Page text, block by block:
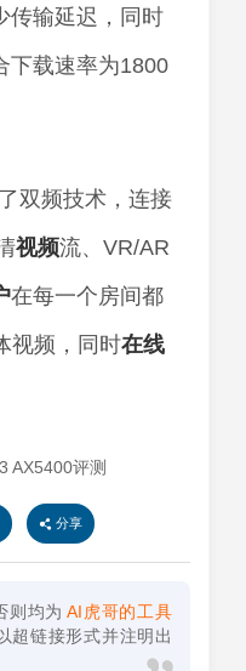
传输延迟，同时
下载速率为1800
双频技术，连接
视频流、VR/AR
在每一个房间都
视频，同时在线
分享
则均为 AI虎哥的工具
超链接形式并注明出